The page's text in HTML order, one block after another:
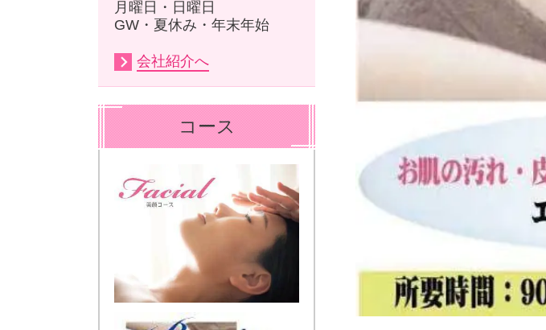
月曜日・日曜日
GW・夏休み・年末年始
会社紹介へ
コース